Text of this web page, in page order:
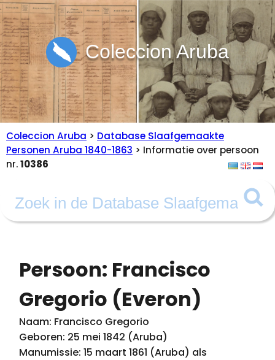
Coleccion Aruba
Coleccion Aruba > Database Slaafgemaakte
Personen Aruba 1840-1863 > Informatie over persoon
nr.10386
Persoon: Francisco
Gregorio (Everon)
Naam: Francisco Gregorio
Geboren: 25 mei 1842 (Aruba)
Manumissie: 15 maart 1861 (Aruba) als